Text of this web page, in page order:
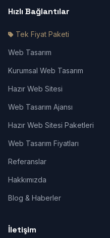
Hızlı Bağlantılar
Tek Fiyat Paketi
Web Tasarım
Kurumsal Web Tasarım
Hazır Web Sitesi
Web Tasarım Ajansı
Hazır Web Sitesi Paketleri
Web Tasarım Fiyatları
Referanslar
Hakkımızda
Blog & Haberler
İletişim